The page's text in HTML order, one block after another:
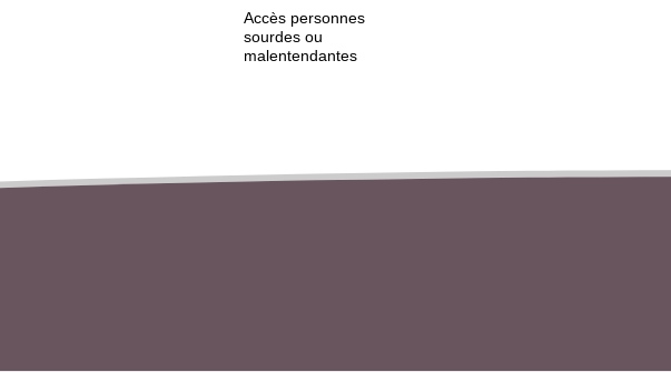
Accès personnes
sourdes ou
malentendantes